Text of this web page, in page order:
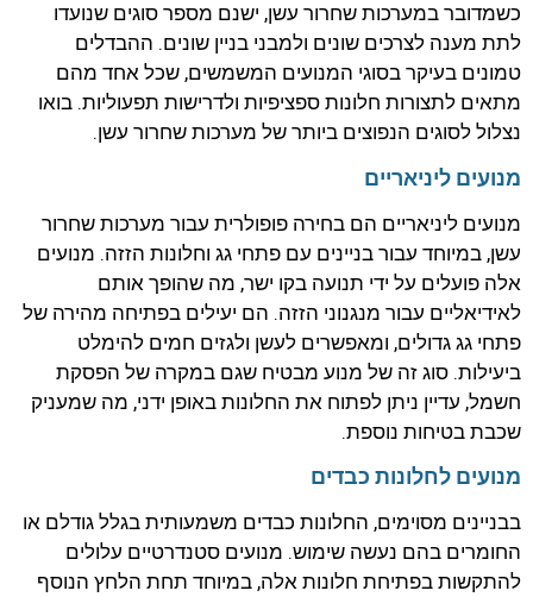
כשמדובר במערכות שחרור עשן, ישנם מספר סוגים שנועדו
לתת מענה לצרכים שונים ולמבני בניין שונים. ההבדלים
טמונים בעיקר בסוגי המנועים המשמשים, שכל אחד מהם
מתאים לתצורות חלונות ספציפיות ולדרישות תפעוליות. בואו
נצלול לסוגים הנפוצים ביותר של מערכות שחרור עשן.
מנועים ליניאריים
מנועים ליניאריים הם בחירה פופולרית עבור מערכות שחרור
עשן, במיוחד עבור בניינים עם פתחי גג וחלונות הזזה. מנועים
אלה פועלים על ידי תנועה בקו ישר, מה שהופך אותם
לאידיאליים עבור מנגנוני הזזה. הם יעילים בפתיחה מהירה של
פתחי גג גדולים, ומאפשרים לעשן ולגזים חמים להימלט
ביעילות. סוג זה של מנוע מבטיח שגם במקרה של הפסקת
חשמל, עדיין ניתן לפתוח את החלונות באופן ידני, מה שמעניק
שכבת בטיחות נוספת.
מנועים לחלונות כבדים
בבניינים מסוימים, החלונות כבדים משמעותית בגלל גודלם או
החומרים בהם נעשה שימוש. מנועים סטנדרטיים עלולים
להתקשות בפתיחת חלונות אלה, במיוחד תחת הלחץ הנוסף